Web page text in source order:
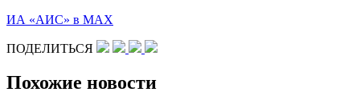
ИА «АИС» в МАХ
ПОДЕЛИТЬСЯ
Похожие новости